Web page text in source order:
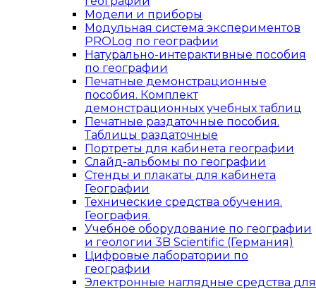
Модели и приборы
Модульная система экспериментов
PROLog по географии
Натурально-интерактивные пособия
по географии
Печатные демонстрационные
пособия. Комплект
демонстрационных учебных таблиц
Печатные раздаточные пособия.
Таблицы раздаточные
Портреты для кабинета географии
Слайд-альбомы по географии
Стенды и плакаты для кабинета
Географии
Технические средства обучения.
География.
Учебное оборудование по географии
и геологии 3B Scientific (Германия)
Цифровые лаборатории по
географии
Электронные наглядные средства для